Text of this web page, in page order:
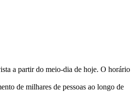
a partir do meio-dia de hoje. O horário
de milhares de pessoas ao longo de